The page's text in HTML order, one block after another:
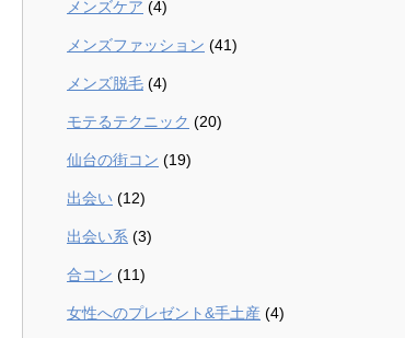
メンズケア (4)
メンズファッション (41)
メンズ脱毛 (4)
モテるテクニック (20)
仙台の街コン (19)
出会い (12)
出会い系 (3)
合コン (11)
女性へのプレゼント&手土産 (4)